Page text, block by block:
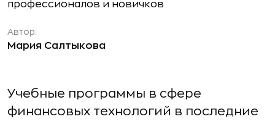
Автор:
Мария Салтыкова
Учебные программы в сфере
финансовых технологий в последние